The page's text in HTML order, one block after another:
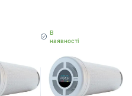
В
наявності